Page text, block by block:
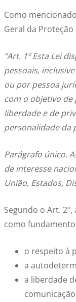
Como
Geral da Proteção
“Art. 1º Esta Lei
pessoais,
ou por pessoa
com o objetivo
liberdade e de
personalidade da
Parágrafo único.
de interesse
União, Estados,
Segundo o Art.
como
o respeito à
a
a liberdade